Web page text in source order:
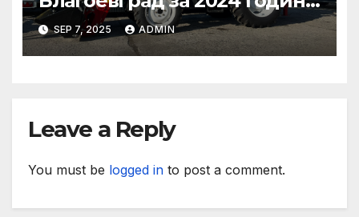
Стабилно финансово
състояние, ръст на
приходите и напредък в
социални проекти
SEP 7, 2025 ADMIN
Leave a Reply
You must be logged in to post a comment.